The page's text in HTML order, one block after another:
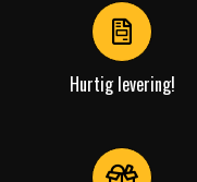
Hurtig levering!